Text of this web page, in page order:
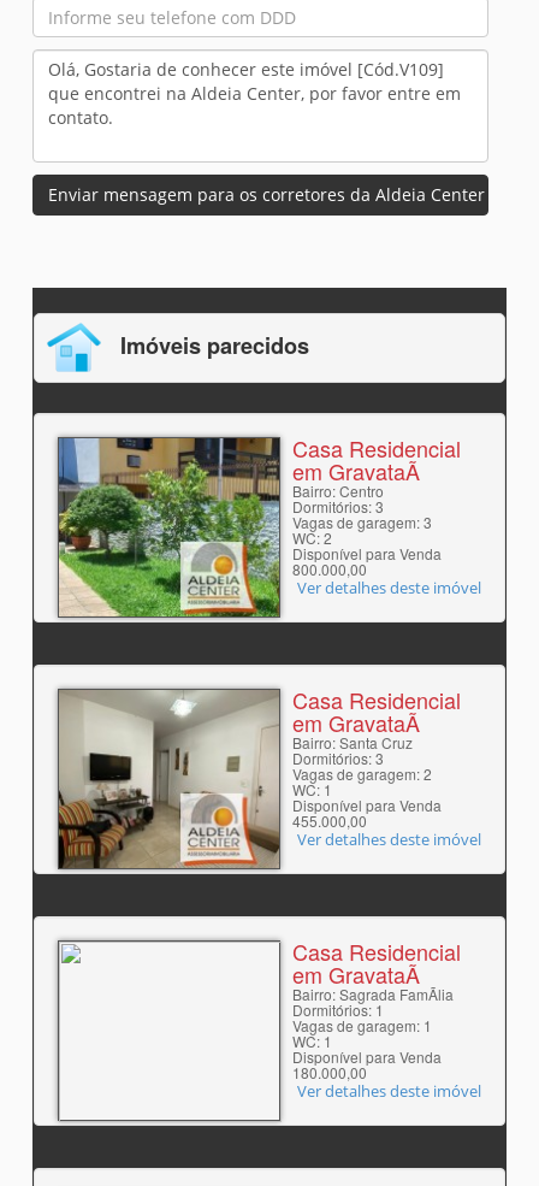
Enviar mensagem para os corretores da Aldeia Center
Imóveis parecidos
Casa Residencial
em GravataÃ­
Bairro: Centro
Dormitórios: 3
Vagas de garagem: 3
WC: 2
Disponível para Venda
800.000,00
Ver detalhes deste imóvel
Casa Residencial
em GravataÃ­
Bairro: Santa Cruz
Dormitórios: 3
Vagas de garagem: 2
WC: 1
Disponível para Venda
455.000,00
Ver detalhes deste imóvel
Casa Residencial
em GravataÃ­
Bairro: Sagrada FamÃ­lia
Dormitórios: 1
Vagas de garagem: 1
WC: 1
Disponível para Venda
180.000,00
Ver detalhes deste imóvel